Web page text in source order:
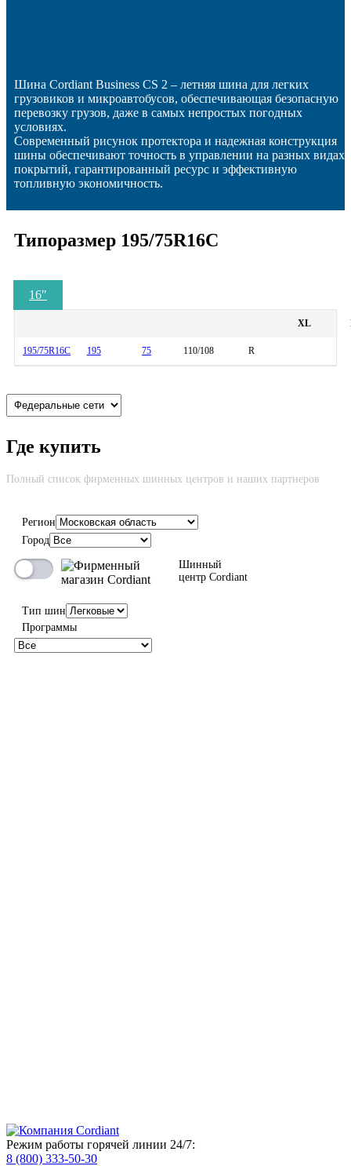
Шина Cordiant Business CS 2 – летняя шина для легких
грузовиков и микроавтобусов, обеспечивающая безопасную
перевозку грузов, даже в самых непростых погодных
условиях.
Современный рисунок протектора и надежная конструкция
шины обеспечивают точность в управлении на разных видах
покрытий, гарантированный ресурс и эффективную
топливную экономичность.
Типоразмер 195/75R16C
16″
XL
195/75R16C 195 75 110/108 R
Где купить
Полный список фирменных шинных центров и наших партнеров
Регион
Город
Шинный
центр Cordiant
Тип шин
Программы
Режим работы горячей линии 24/7:
8 (800) 333-50-30